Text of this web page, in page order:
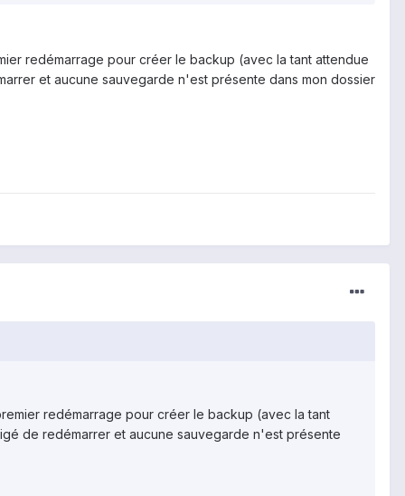
redémarrage pour créer le backup (avec la tant attendue
et aucune sauvegarde n'est présente dans mon dossier
redémarrage pour créer le backup (avec la tant
de redémarrer et aucune sauvegarde n'est présente